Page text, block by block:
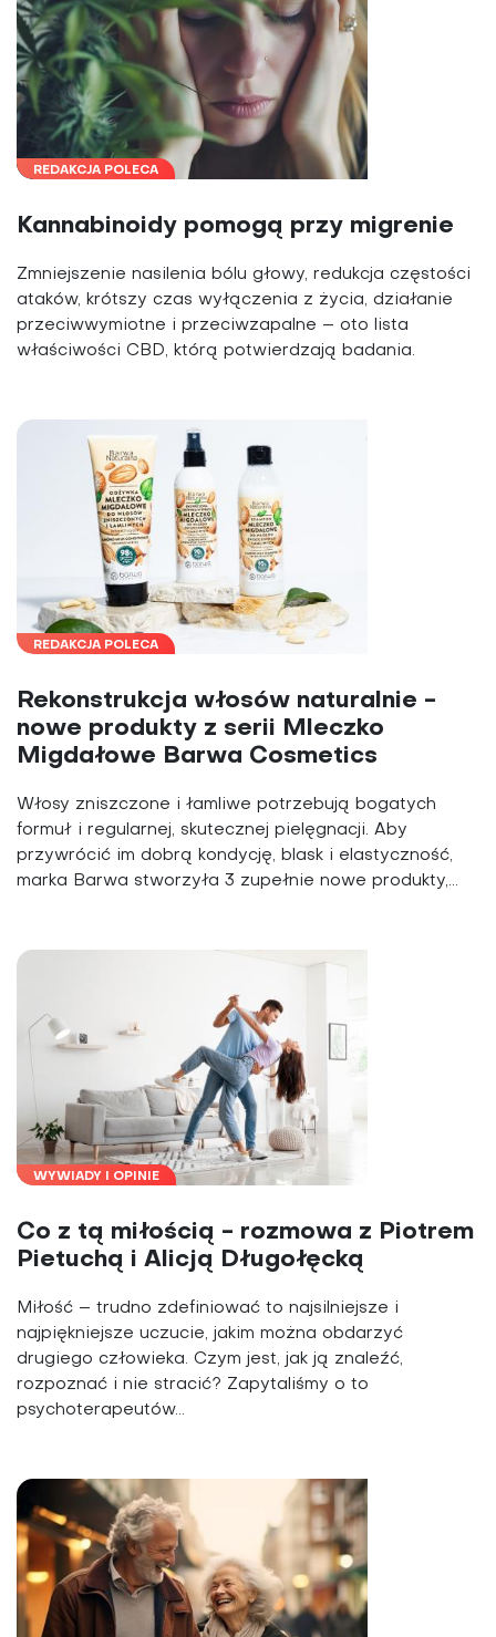
REDAKCJA POLECA
Kannabinoidy pomogą przy migrenie
Zmniejszenie nasilenia bólu głowy, redukcja częstości
ataków, krótszy czas wyłączenia z życia, działanie
przeciwwymiotne i przeciwzapalne – oto lista
właściwości CBD, którą potwierdzają badania.
REDAKCJA POLECA
Rekonstrukcja włosów naturalnie -
nowe produkty z serii Mleczko
Migdałowe Barwa Cosmetics
Włosy zniszczone i łamliwe potrzebują bogatych
formuł i regularnej, skutecznej pielęgnacji. Aby
przywrócić im dobrą kondycję, blask i elastyczność,
marka Barwa stworzyła 3 zupełnie nowe produkty,...
WYWIADY I OPINIE
Co z tą miłością - rozmowa z Piotrem
Pietuchą i Alicją Długołęcką
Miłość – trudno zdefiniować to najsilniejsze i
najpiękniejsze uczucie, jakim można obdarzyć
drugiego człowieka. Czym jest, jak ją znaleźć,
rozpoznać i nie stracić? Zapytaliśmy o to
psychoterapeutów...